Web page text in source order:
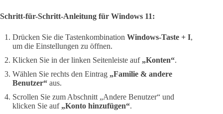
Schritt-für-Schritt-Anleitung für Windows 11:
Drücken Sie die Tastenkombination Windows-Taste + I,
um die Einstellungen zu öffnen.
Klicken Sie in der linken Seitenleiste auf „Konten“.
Wählen Sie rechts den Eintrag „Familie & andere
Benutzer“ aus.
Scrollen Sie zum Abschnitt „Andere Benutzer“ und
klicken Sie auf „Konto hinzufügen“.